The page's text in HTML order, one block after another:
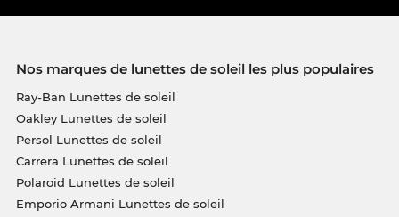
Nos marques de lunettes de soleil les plus populaires
Ray-Ban Lunettes de soleil
Oakley Lunettes de soleil
Persol Lunettes de soleil
Carrera Lunettes de soleil
Polaroid Lunettes de soleil
Emporio Armani Lunettes de soleil